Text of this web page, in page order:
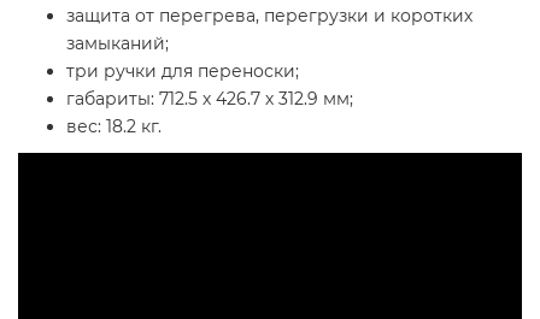
защита от перегрева, перегрузки и коротких
замыканий;
три ручки для переноски;
габариты: 712.5 х 426.7 х 312.9 мм;
вес: 18.2 кг.